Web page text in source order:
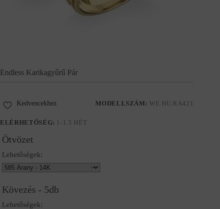
Endless Karikagyűrű Pár
MODELLSZÁM: WE.HU.RA421
ELÉRHETŐSÉG: 1-1.5 HÉT
Kedvencekhez
Ötvözet
Lehetőségek:
Kövezés - 5db
Lehetőségek: